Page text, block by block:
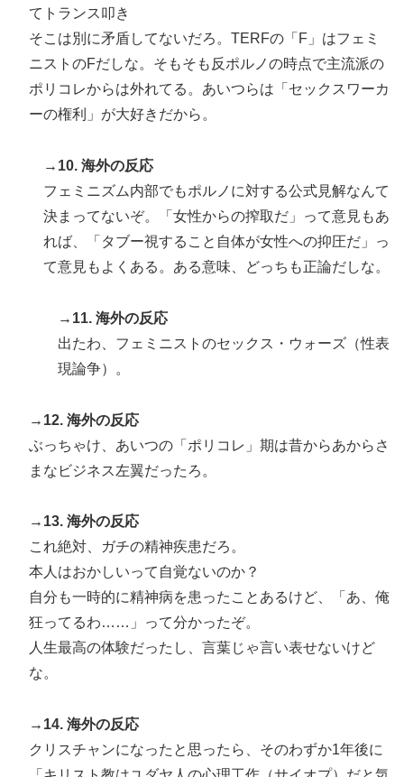
てトランス叩き
そこは別に矛盾してないだろ。TERFの「F」はフェミ
ニストのFだしな。そもそも反ポルノの時点で主流派の
ポリコレからは外れてる。あいつらは「セックスワーカ
ーの権利」が大好きだから。
→10. 海外の反応
フェミニズム内部でもポルノに対する公式見解なんて
決まってないぞ。「女性からの搾取だ」って意見もあ
れば、「タブー視すること自体が女性への抑圧だ」っ
て意見もよくある。ある意味、どっちも正論だしな。
→11. 海外の反応
出たわ、フェミニストのセックス・ウォーズ（性表
現論争）。
→12. 海外の反応
ぶっちゃけ、あいつの「ポリコレ」期は昔からあからさ
まなビジネス左翼だったろ。
→13. 海外の反応
これ絶対、ガチの精神疾患だろ。
本人はおかしいって自覚ないのか？
自分も一時的に精神病を患ったことあるけど、「あ、俺
狂ってるわ……」って分かったぞ。
人生最高の体験だったし、言葉じゃ言い表せないけど
な。
→14. 海外の反応
クリスチャンになったと思ったら、そのわずか1年後に